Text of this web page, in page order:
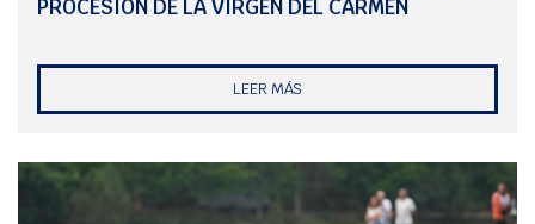
PROCESIÓN DE LA VIRGEN DEL CARMEN
LEER MÁS